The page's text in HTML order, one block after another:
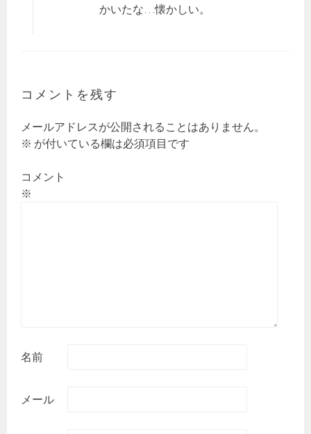
かいたな…懐かしい。
コメントを残す
メールアドレスが公開されることはありません。
※ が付いている欄は必須項目です
コメント
※
名前
メール